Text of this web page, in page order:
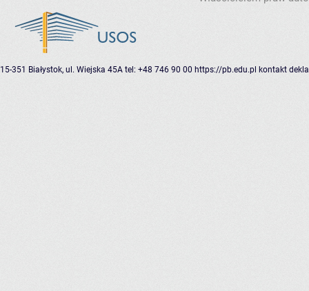
15-351 Białystok, ul. Wiejska 45A tel: +48 746 90 00 https://pb.edu.pl kontakt